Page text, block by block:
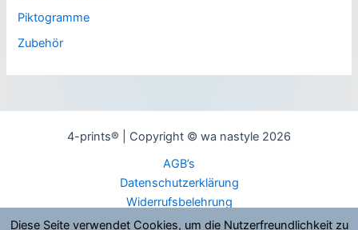
Piktogramme
Zubehör
4-prints® | Copyright © wa nastyle 2026
AGB’s
Datenschutzerklärung
Widerrufsbelehrung
Widerrufsformular
Diese Seite verwendet Cookies, um die Nutzerfreundlichkeit zu